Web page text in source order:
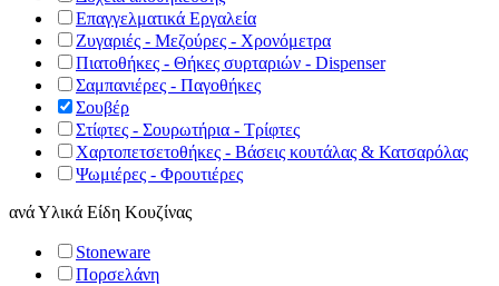
Επαγγελματικά Εργαλεία
Ζυγαριές - Μεζούρες - Χρονόμετρα
Πιατοθήκες - Θήκες συρταριών - Dispenser
Σαμπανιέρες - Παγοθήκες
Σουβέρ
Στίφτες - Σουρωτήρια - Τρίφτες
Χαρτοπετσετοθήκες - Βάσεις κουτάλας & Κατσαρόλας
Ψωμιέρες - Φρουτιέρες
ανάΥλικά Είδη Κουζίνας
Stoneware
Πορσελάνη